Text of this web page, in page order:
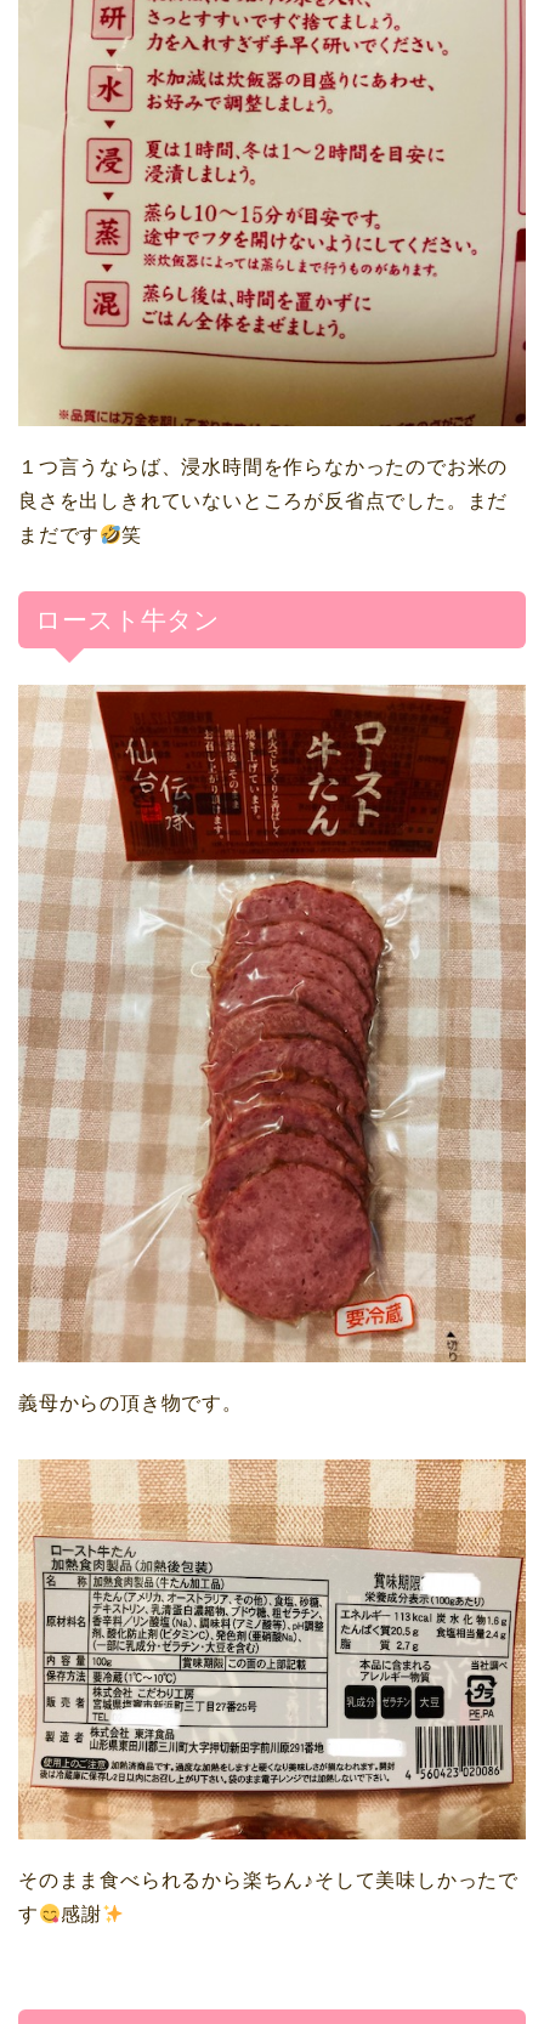
１つ言うならば、浸水時間 を作らなかったのでお米の
良さを出しきれていないところが反省点でした。まだ
まだです
笑
ロースト牛タン
義母からの頂き物です。
そのまま食べられるから楽ちん♪そして美味しかったで
す
感謝